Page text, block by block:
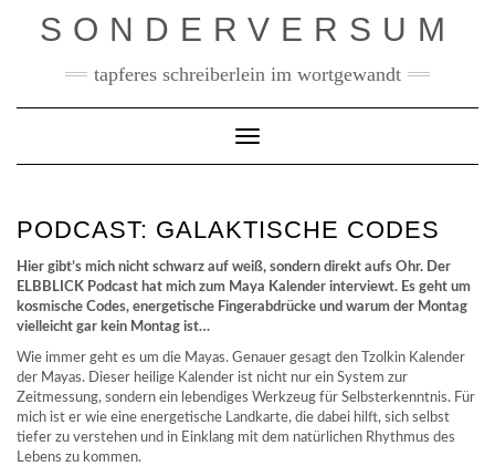
SONDERVERSUM
tapferes schreiberlein im wortgewandt
Toggle Navigation
PODCAST: GALAKTISCHE CODES
Hier gibt’s mich nicht schwarz auf weiß, sondern direkt aufs Ohr. Der
ELBBLICK Podcast hat mich zum Maya Kalender interviewt. Es geht um
kosmische Codes, energetische Fingerabdrücke und warum der Montag
vielleicht gar kein Montag ist…
Wie immer geht es um die Mayas. Genauer gesagt den Tzolkin Kalender
der Mayas. Dieser heilige Kalender ist nicht nur ein System zur
Zeitmessung, sondern ein lebendiges Werkzeug für Selbsterkenntnis. Für
mich ist er wie eine energetische Landkarte, die dabei hilft, sich selbst
tiefer zu verstehen und in Einklang mit dem natürlichen Rhythmus des
Lebens zu kommen.